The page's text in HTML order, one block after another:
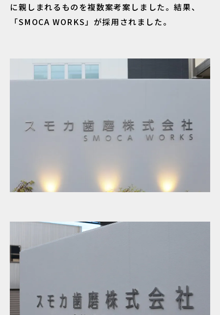
に親しまれるものを複数案考案しました。結果、
「SMOCA WORKS」が採用されました。